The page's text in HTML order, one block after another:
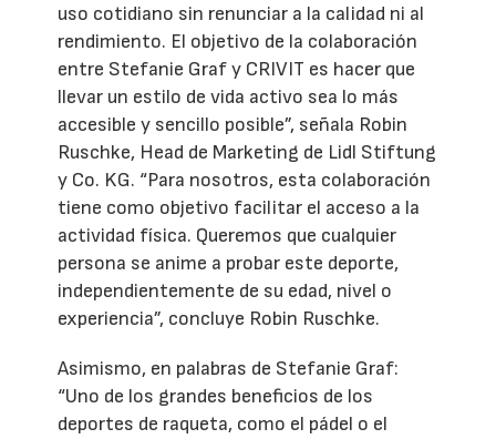
uso cotidiano sin renunciar a la calidad ni al
rendimiento. El objetivo de la colaboración
entre Stefanie Graf y CRIVIT es hacer que
llevar un estilo de vida activo sea lo más
accesible y sencillo posible”, señala Robin
Ruschke, Head de Marketing de Lidl Stiftung
y Co. KG. “Para nosotros, esta colaboración
tiene como objetivo facilitar el acceso a la
actividad física. Queremos que cualquier
persona se anime a probar este deporte,
independientemente de su edad, nivel o
experiencia”, concluye Robin Ruschke.
Asimismo, en palabras de Stefanie Graf:
“Uno de los grandes beneficios de los
deportes de raqueta, como el pádel o el